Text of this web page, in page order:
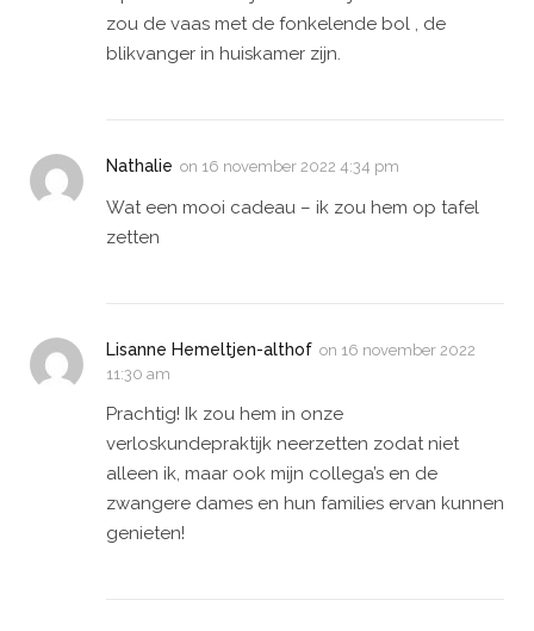
zou de vaas met de fonkelende bol , de
blikvanger in huiskamer zijn.
Nathalie on 16 november 2022 4:34 pm
Wat een mooi cadeau – ik zou hem op tafel
zetten
Lisanne Hemeltjen-althof on 16 november 2022
11:30 am
Prachtig! Ik zou hem in onze
verloskundepraktijk neerzetten zodat niet
alleen ik, maar ook mijn collega’s en de
zwangere dames en hun families ervan kunnen
genieten!